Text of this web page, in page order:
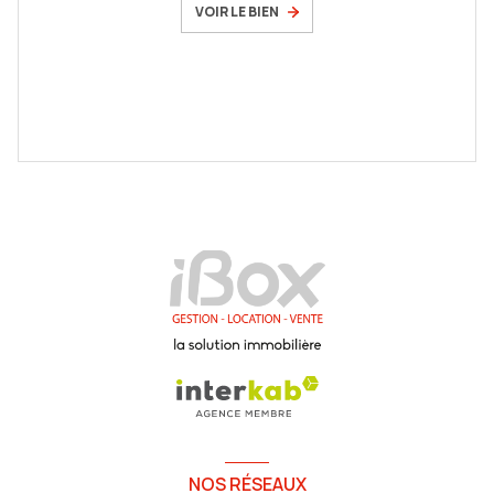
VOIR LE BIEN
NOS RÉSEAUX